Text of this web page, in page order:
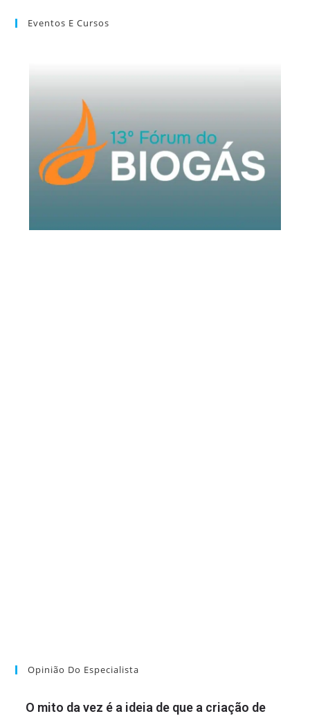
Eventos E Cursos
Opinião Do Especialista
O mito da vez é a ideia de que a criação de